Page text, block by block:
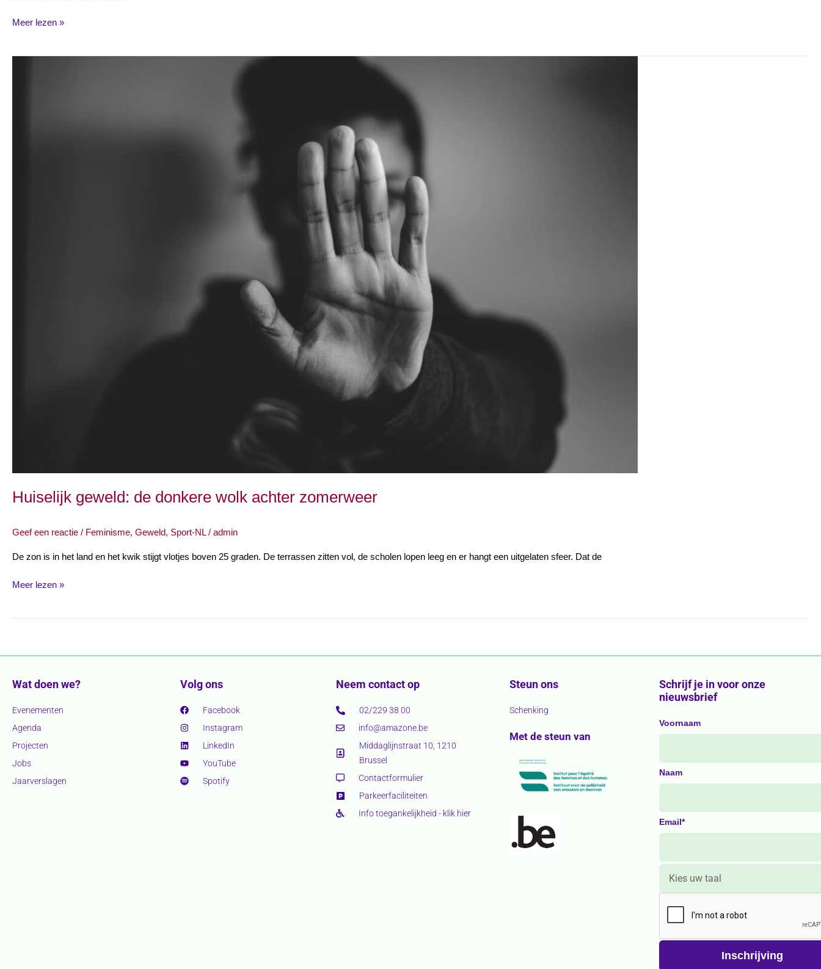
Meer lezen »
Huiselijk geweld: de donkere wolk achter zomerweer
Geef een reactie / Feminisme, Geweld, Sport-NL/ admin
De zon is in het land en het kwik stijgt vlotjes boven 25 graden. De terrassen zitten vol, de scholen lopen leeg en er hangt een uitgelaten sfeer. Dat de
Meer lezen »
Wat doen we?
Evenementen
Agenda
Projecten
Jobs
Jaarverslagen
Volg ons
Facebook
Instagram
LinkedIn
YouTube
Spotify
Neem contact op
02/229 38 00
info@amazone.be
Middaglijnstraat 10, 1210
Brussel
Contactformulier
Parkeerfaciliteiten
Info toegankelijkheid - klik hier
Steun ons
Schenking
Met de steun van
Schrijf je in voor onze
nieuwsbrief
Voornaam
Naam
Email*